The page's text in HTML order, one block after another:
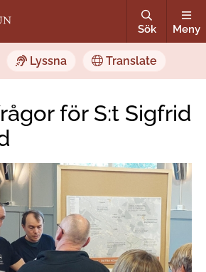
Sök Meny
Lyssna Translate
för S:t Sigfrid